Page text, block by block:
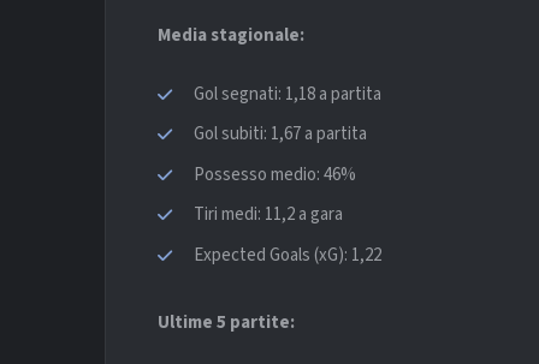
Media stagionale:
Gol segnati: 1,18 a partita
Gol subiti: 1,67 a partita
Possesso medio: 46%
Tiri medi: 11,2 a gara
Expected Goals (xG): 1,22
Ultime 5 partite: